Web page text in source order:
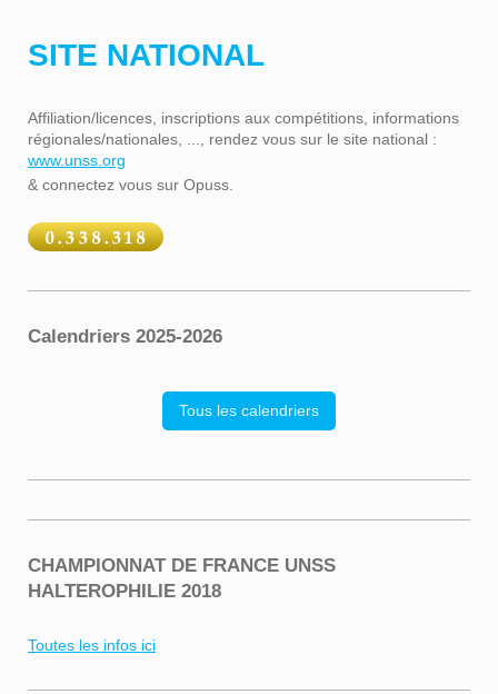
SITE NATIONAL
Affiliation/licences, inscriptions aux compétitions, informations
régionales/nationales, ..., rendez vous sur le site national :
www.unss.org
& connectez vous sur Opuss.
Calendriers 2025-2026
Tous les calendriers
CHAMPIONNAT DE FRANCE UNSS
HALTEROPHILIE 2018
Toutes les infos ici